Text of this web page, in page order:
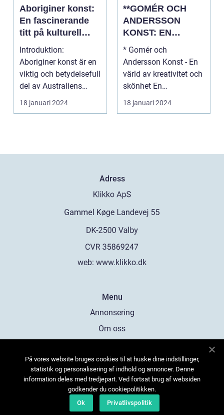
Aboriginer konst:
En fascinerande
titt på kulturell
mångfald och
kreativitet
Introduktion:
Aboriginer konst är en
viktig och betydelsefull
del av Australiens
kulturella arv. Un...
18 januari 2024
**GOMÉR OCH
ANDERSSON
KONST: EN
ÖVERSIKT OCH
ANALYS**
* Gomér och
Andersson Konst - En
värld av kreativitet och
skönhet En
övergripande, grundlig
översi...
18 januari 2024
Adress
web: www.klikko.dk
Menu
Annonsering
Om oss
Kontakta oss
Sitemap
På vores website bruges cookies til at huske dine indstillinger,
statistik og personalisering af indhold og annoncer. Denne
information deles med tredjepart. Ved fortsat brug af websiden
godkender du cookiepolitikken.
Ok
Privatlivspolitik